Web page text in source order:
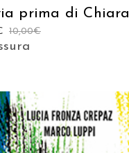
prima di Chiara
10,00€